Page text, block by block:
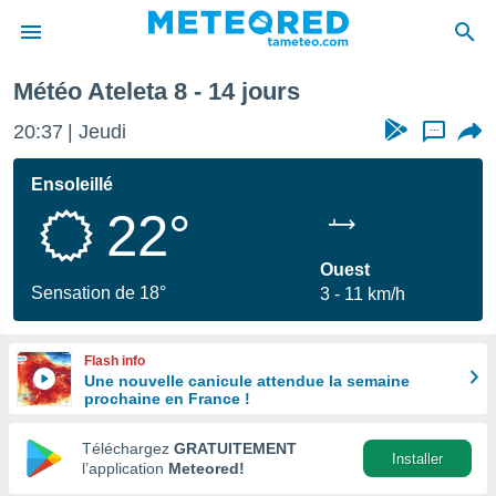
de
en
Météo Ateleta 8 - 14 jours
20:37 Jeudi ...
Ensoleillé
22°
Sensation de 18°
Ouest
3
11 km/h
Flash info
Une nouvelle canicule attendue la semaine
prochaine en France !
Téléchargez GRATUITEMENT
l’application Meteored!
Installer